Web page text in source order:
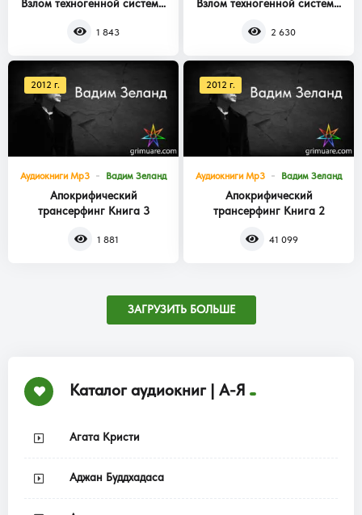
Взлом техногенной системы
1 843
Взлом техногенной системы
2 630
2012 г.
Аудиокниги Mp3 Вадим Зеланд
Апокрифический
трансерфинг Книга 3
1 881
2012 г.
Аудиокниги Mp3 Вадим Зеланд
Апокрифический
трансерфинг Книга 2
41 099
ЗАГРУЗИТЬ БОЛЬШЕ
Каталог аудиокниг | А-Я
Агата Кристи
Аджан Буддхадаса